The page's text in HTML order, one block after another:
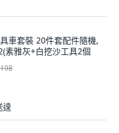
車套裝 20件套配件隨機,
素雅灰+白挖沙工具2個
達